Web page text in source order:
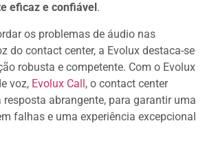
eficaz e confiável .
os problemas de áudio nas
do contact center, a Evolux destaca-se
robusta e competente. Com o Evolux
voz, Evolux Call, o contact center
abrangente, para garantir uma
falhas e uma experiência excepcional